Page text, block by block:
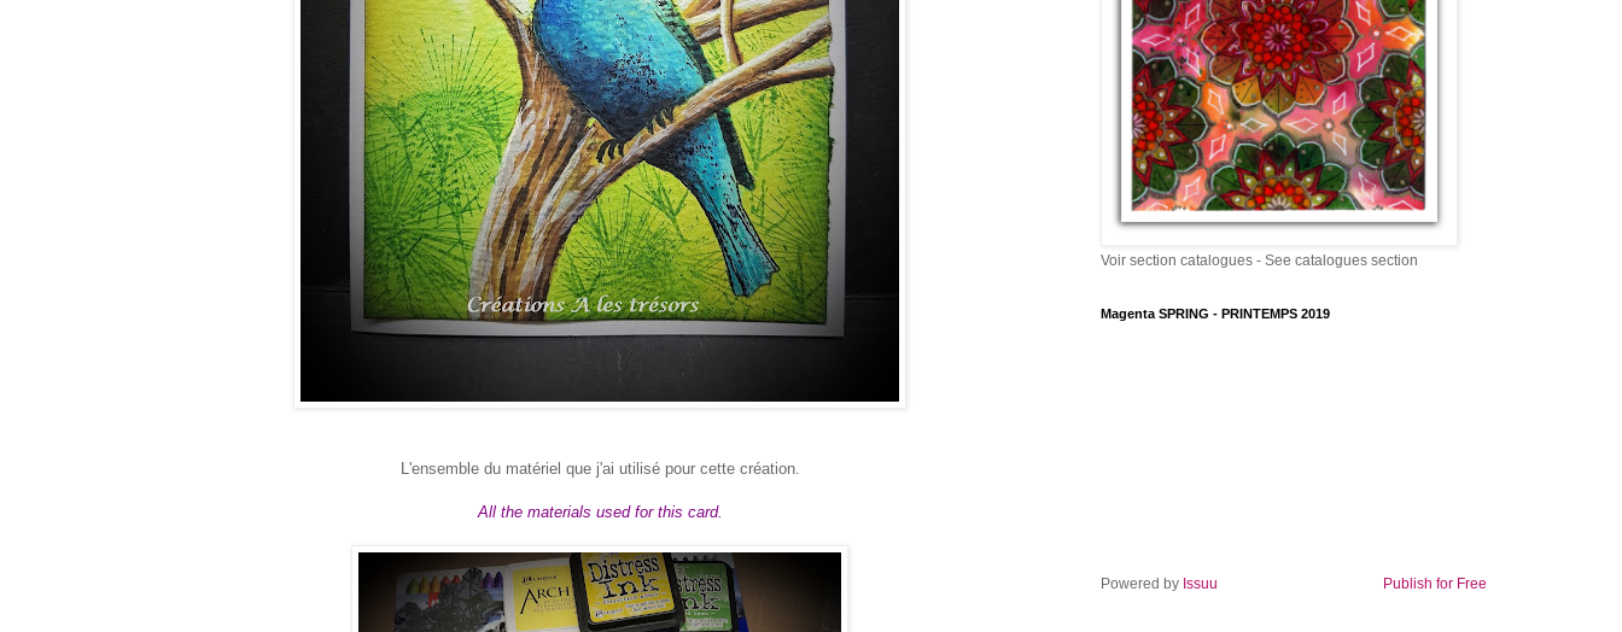
L'ensemble du matériel que j'ai utilisé pour cette création.
All the materials used for this card.
Voir section catalogues - See catalogues section
Magenta SPRING - PRINTEMPS 2019
Powered by Issuu Publish for Free